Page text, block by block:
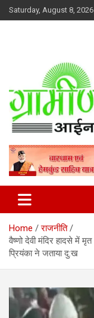
Skip
to
Saturday, August 8, 2026
Gramin
Home
राजनीति
वैष्णो देवी मंदिर हादसे में
प्रियंका ने जताया दु:ख